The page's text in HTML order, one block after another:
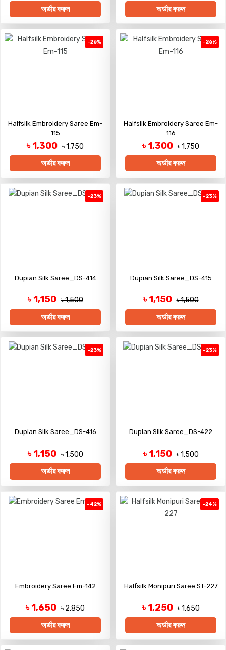
অর্ডার করুন অর্ডার করুন
-26%
Halfsilk Embroidery Saree Em-
115
৳ 1,300 ৳ 1,750
অর্ডার করুন
-26%
Halfsilk Embroidery Saree Em-
116
৳ 1,300 ৳ 1,750
অর্ডার করুন
-23%
Dupian Silk Saree_DS-414
৳ 1,150 ৳ 1,500
অর্ডার করুন
-23%
Dupian Silk Saree_DS-415
৳ 1,150 ৳ 1,500
অর্ডার করুন
-23%
Dupian Silk Saree_DS-416
৳ 1,150 ৳ 1,500
অর্ডার করুন
-23%
Dupian Silk Saree_DS-422
৳ 1,150 ৳ 1,500
অর্ডার করুন
-42%
Embroidery Saree Em-142
৳ 1,650 ৳ 2,850
অর্ডার করুন
-24%
Halfsilk Monipuri Saree ST-227
৳ 1,250 ৳ 1,650
অর্ডার করুন